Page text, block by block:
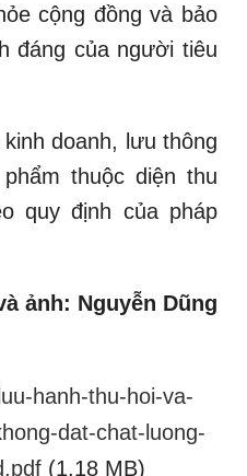
cộng đồng và bảo
đáng của người tiêu
doanh, lưu thông
thuộc diện thu
quy định của pháp
ảnh: Nguyễn Dũng
hanh-thu-hoi-va-
dat-chat-luong-
(1.18 MB)